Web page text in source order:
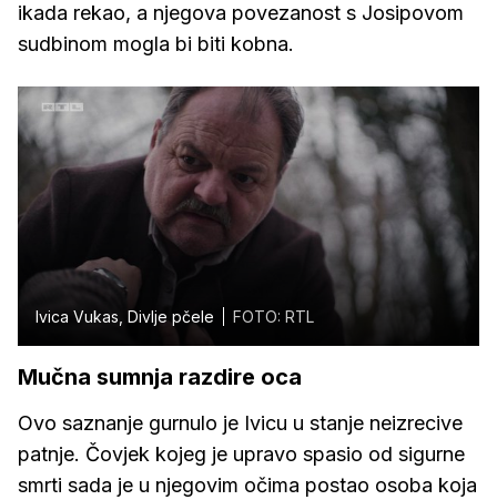
ikada rekao, a njegova povezanost s Josipovom
sudbinom mogla bi biti kobna.
Ivica Vukas, Divlje pčele FOTO: RTL
Mučna sumnja razdire oca
Ovo saznanje gurnulo je Ivicu u stanje neizrecive
patnje. Čovjek kojeg je upravo spasio od sigurne
smrti sada je u njegovim očima postao osoba koja